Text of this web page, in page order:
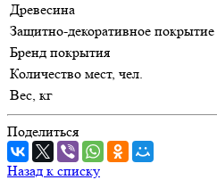
Древесина
Защитно-декоративное покрытие
Бренд покрытия
Количество мест, чел.
Вес, кг
Поделиться
Назад к списку